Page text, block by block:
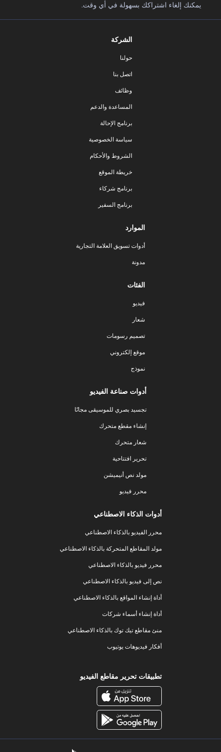
يمكنك إلغاء اشتراكك بسهولة في أي وقت.
الشركة
حولنا
اتصل بنا
وظائف
المساعدة والدعم
برنامج الإحالة
سياسة الخصوصية
الشروط والأحكام
خريطة الموقع
برنامج شركاء
برنامج السفير
الموارد
أدوات تسويق العلامة التجارية
مدونة
الفئات
فيديو
شعار
تصميم رسومات
موقع إلكتروني
نموذج
أدوات صناعة الفيديو
تجسيد بصري للموسيقى مجانًا
إنشاء مقطع متحرك
شعار متحرك
تحرير افتتاحية
مولد نص أنيميشن
محرر فيديو
أدوات الذكاء الاصطناعي
محرر الفيديو بالذكاء الاصطناعي
مولد المقاطع المتحركة بالذكاء الاصطناعي
محرر فيديو بالذكاء الاصطناعي
نص إلى فيديو بالذكاء الاصطناعي
أداة إنشاء المواقع بالذكاء الاصطناعي
أداة إنشاء أسماء شركات
منئ مقاطع تيك توك بالذكاء الاصطناعي
أفكار فيديوهات يوتيوب
تطبيقات تحرير مقاطع الفيديو